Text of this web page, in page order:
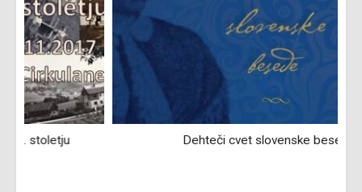
Dehteči cvet slovenske besede